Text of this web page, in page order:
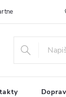
spolupráce